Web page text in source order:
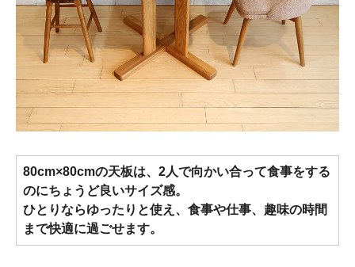
80cm×80cmの天板は、2人で向かい合って食事をする
のにちょうど良いサイズ感。
ひとりならゆったりと使え、食事や仕事、趣味の時間
まで快適に過ごせます。